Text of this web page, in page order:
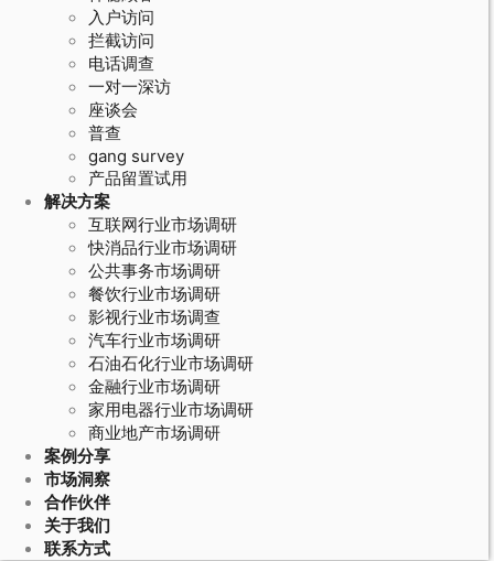
入户访问
拦截访问
电话调查
一对一深访
座谈会
普查
gang survey
产品留置试用
解决方案
互联网行业市场调研
快消品行业市场调研
公共事务市场调研
餐饮行业市场调研
影视行业市场调查
汽车行业市场调研
石油石化行业市场调研
金融行业市场调研
家用电器行业市场调研
商业地产市场调研
案例分享
市场洞察
合作伙伴
关于我们
联系方式
March 16, 2020
《中国汽车产业发展报告（2019）》